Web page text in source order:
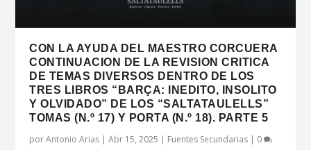
CON LA AYUDA DEL MAESTRO CORCUERA
CONTINUACION DE LA REVISION CRITICA
DE TEMAS DIVERSOS DENTRO DE LOS
TRES LIBROS “BARÇA: INEDITO, INSOLITO
Y OLVIDADO” DE LOS “SALTATAULELLS”
TOMAS (N.º 17) Y PORTA (N.º 18). PARTE 5
porAntonio Arias |Abr 15, 2025 | Fuentes Secundarias | 0